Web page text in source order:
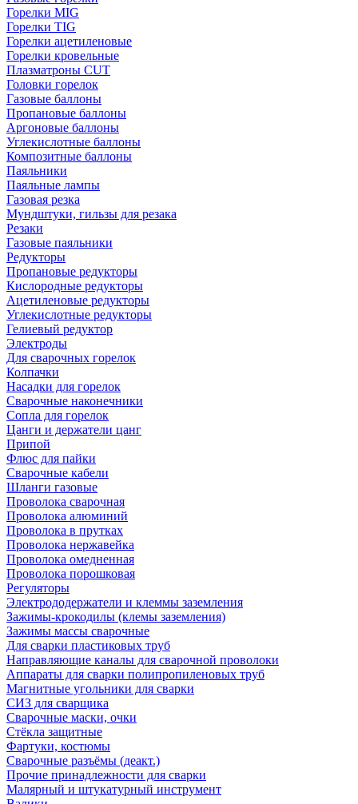
Горелки MIG
Горелки TIG
Горелки ацетиленовые
Горелки кровельные
Плазматроны CUT
Головки горелок
Газовые баллоны
Пропановые баллоны
Аргоновые баллоны
Углекислотные баллоны
Композитные баллоны
Паяльники
Паяльные лампы
Газовая резка
Мундштуки, гильзы для резака
Резаки
Газовые паяльники
Редукторы
Пропановые редукторы
Кислородные редукторы
Ацетиленовые редукторы
Углекислотные редукторы
Гелиевый редуктор
Электроды
Для сварочных горелок
Колпачки
Насадки для горелок
Сварочные наконечники
Сопла для горелок
Цанги и держатели цанг
Припой
Флюс для пайки
Сварочные кабели
Шланги газовые
Проволока сварочная
Проволока алюминий
Проволока в прутках
Проволока нержавейка
Проволока омедненная
Проволока порошковая
Регуляторы
Электрододержатели и клеммы заземления
Зажимы-крокодилы (клемы заземления)
Зажимы массы сварочные
Для сварки пластиковых труб
Направляющие каналы для сварочной проволоки
Аппараты для сварки полипропиленовых труб
Магнитные угольники для сварки
СИЗ для сварщика
Сварочные маски, очки
Стёкла защитные
Фартуки, костюмы
Сварочные разъёмы (деакт.)
Прочие принадлежности для сварки
Малярный и штукатурный инструмент